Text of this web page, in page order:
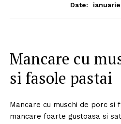
Date:
Mancare cu
si fasole pastai
Mancare cu muschi de porc si
mancare foarte gustoasa si